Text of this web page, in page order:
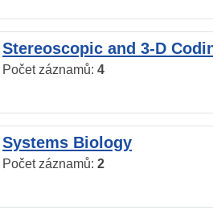
Stereoscopic and 3-D
Počet záznamů: 4
Systems Biology
Počet záznamů: 2